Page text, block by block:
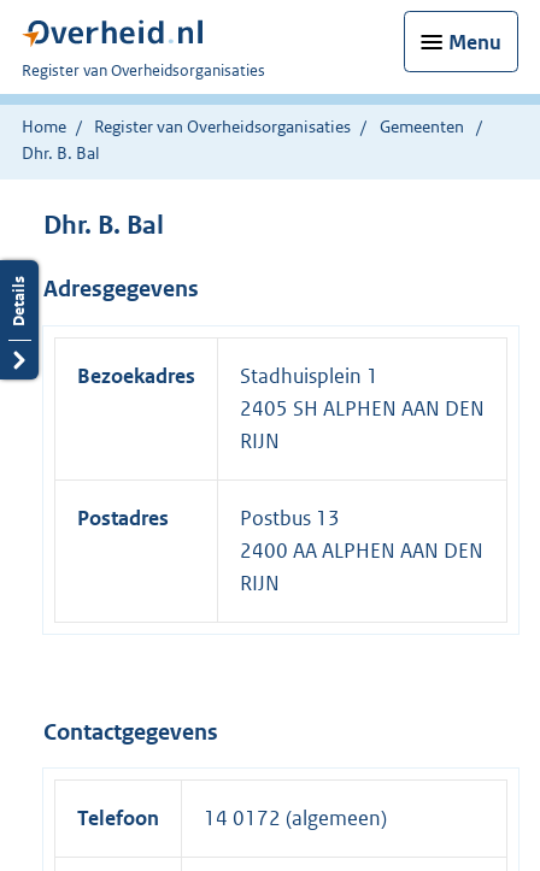
Menu
U
bent
nu
hier:
Register van Overheidsorganisaties
Home Register van Overheidsorganisaties
Gemeenten
Dhr. B. Bal
Dhr. B. Bal
Adresgegevens
Bezoekadres
Stadhuisplein 1
2405 SH ALPHEN AAN DEN
RIJN
Postadres
Postbus 13
2400 AA ALPHEN AAN DEN
RIJN
Contactgegevens
Telefoon 14 0172 (algemeen)